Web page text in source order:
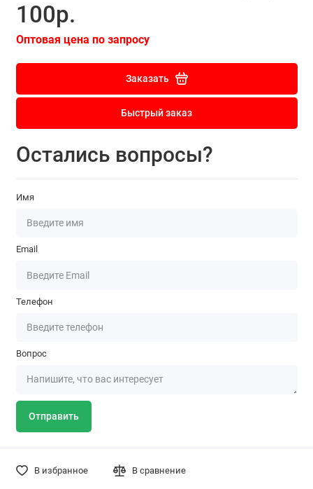
100р.
Оптовая цена по запросу
Заказать
Быстрый заказ
Остались вопросы?
Имя
Email
Телефон
Вопрос
Отправить
В избранное В сравнение